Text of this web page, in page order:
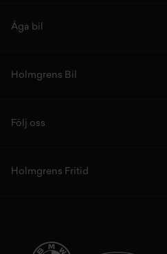
Äga bil
Holmgrens Bil
Följ oss
Holmgrens Fritid